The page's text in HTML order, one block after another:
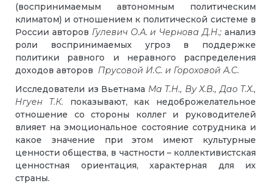
(воспринимаемым автономным политическим
климатом) и отношением к политической системе в
России авторов Гулевич О.А. и Чернова Д.Н.; анализ
роли воспринимаемых угроз в поддержке
политики равного и неравного распределения
доходов авторов Прусовой И.С. и Гороховой А.С.
Исследователи из Вьетнама Ма Т.Н., Ву Х.В., Дао Т.Х.,
Нгуен Т.К. показывают, как недоброжелательное
отношение со стороны коллег и руководителей
влияет на эмоциональное состояние сотрудника и
какое значение при этом имеют культурные
ценности общества, в частности – коллективистская
ценностная ориентация, характерная для их
страны.